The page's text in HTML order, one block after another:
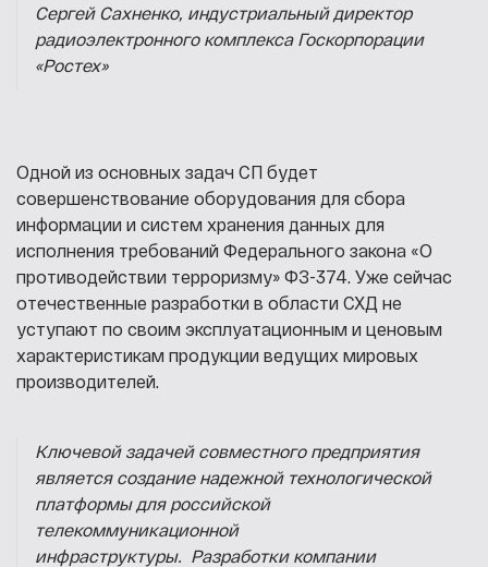
Сергей Сахненко, индустриальный директор
радиоэлектронного комплекса Госкорпорации
«Ростех»
Одной из основных задач СП будет
совершенствование оборудования для сбора
информации и систем хранения данных для
исполнения требований Федерального закона «О
противодействии терроризму» ФЗ-374. Уже сейчас
отечественные разработки в области СХД не
уступают по своим эксплуатационным и ценовым
характеристикам продукции ведущих мировых
производителей.
Ключевой задачей совместного предприятия
является создание надежной технологической
платформы для российской
телекоммуникационной
инфраструктуры. Разработки компании